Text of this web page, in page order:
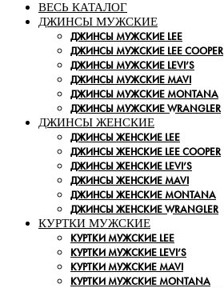
ВЕСЬ КАТАЛОГ
ДЖИНСЫ МУЖСКИЕ
ДЖИНСЫ МУЖСКИЕ LEE
ДЖИНСЫ МУЖСКИЕ LEE COOPER
ДЖИНСЫ МУЖСКИЕ LEVI’S
ДЖИНСЫ МУЖСКИЕ MAVI
ДЖИНСЫ МУЖСКИЕ MONTANA
ДЖИНСЫ МУЖСКИЕ WRANGLER
ДЖИНСЫ ЖЕНСКИЕ
ДЖИНСЫ ЖЕНСКИЕ LEE
ДЖИНСЫ ЖЕНСКИЕ LEE COOPER
ДЖИНСЫ ЖЕНСКИЕ LEVI’S
ДЖИНСЫ ЖЕНСКИЕ MAVI
ДЖИНСЫ ЖЕНСКИЕ MONTANA
ДЖИНСЫ ЖЕНСКИЕ WRANGLER
КУРТКИ МУЖСКИЕ
КУРТКИ МУЖСКИЕ LEE
КУРТКИ МУЖСКИЕ LEVI’S
КУРТКИ МУЖСКИЕ MAVI
КУРТКИ МУЖСКИЕ MONTANA